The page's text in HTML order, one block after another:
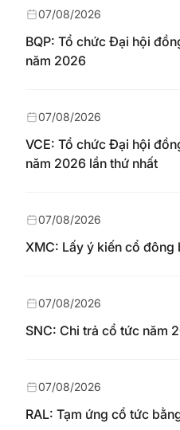
BQP: Tổ chức Đại hội
năm 2026
07/08/2026
VCE: Tổ chức Đại hội
năm 2026 lần thứ nhất
07/08/2026
XMC: Lấy ý kiến cổ đông
07/08/2026
SNC: Chi trả cổ tức năm
07/08/2026
RAL: Tạm ứng cổ tức
07/08/2026